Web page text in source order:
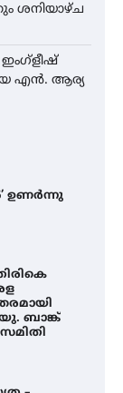
ശനിയാഴ്ച
ഇംഗ്ളീഷ്
എൻ. ആര്യ
ഉണർന്നു
ബാങ്ക്